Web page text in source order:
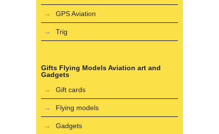
GPS Aviation
Trig
Gifts Flying Models Aviation art and
Gadgets
Gift cards
Flying models
Gadgets